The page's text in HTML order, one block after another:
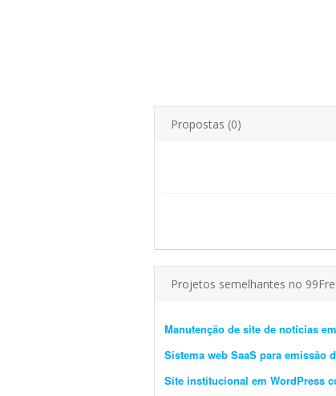
Propostas (0)
Projetos semelhantes no
Manutenção de site de notícias
Sistema web SaaS para emissão
Site institucional em WordPress